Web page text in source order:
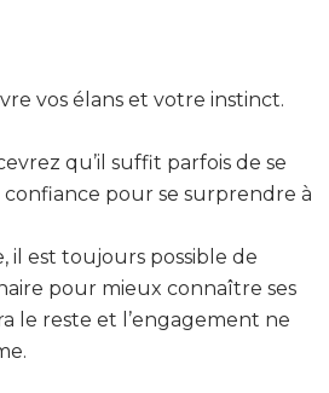
vos élans et votre instinct.
qu’il suffit parfois de se
confiance pour se surprendre à
il est toujours possible de
pour mieux connaître ses
le reste et l’engagement ne